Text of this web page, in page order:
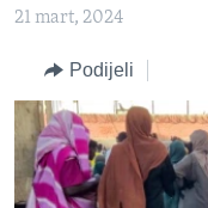
Idi
pretragu
SJEDINJENE
BOSNA I
SVIJET
NAUKA I
SPECIJALNI PROJEKTI
KORUPCIJA
SLOBODA MEDIJA
ŽENSKA STRANA
21 mart, 2024
Podijeli